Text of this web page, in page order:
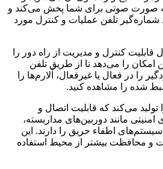
به صورت صوتی برای شما پخش می‌کند و
شماره‌گیر تلفن عملیات و کنترل مورد
قابلیت کنترل و مدیریت از راه دور را
امکان را می‌دهد تا از طریق تلفن
را در فعال یا غیرفعال، آلارم‌ها را
شده را مشاهده کنید.
تولید می‌کند که قابلیت اتصال و
مانند دوربین‌های مداربسته،
اطفاء حریق را دارند. این
و محافظت بیشتر از محیط استفاده